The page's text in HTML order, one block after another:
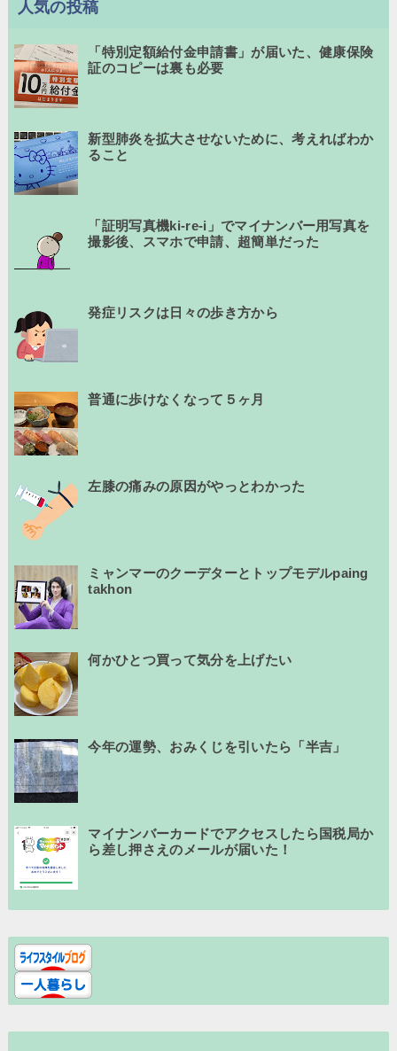
人気の投稿
「特別定額給付金申請書」が届いた、健康保険
証のコピーは裏も必要
新型肺炎を拡大させないために、考えればわか
ること
「証明写真機ki-re-i」でマイナンバー用写真を
撮影後、スマホで申請、超簡単だった
発症リスクは日々の歩き方から
普通に歩けなくなって５ヶ月
左膝の痛みの原因がやっとわかった
ミャンマーのクーデターとトップモデルpaing
takhon
何かひとつ買って気分を上げたい
今年の運勢、おみくじを引いたら「半吉」
マイナンバーカードでアクセスしたら国税局か
ら差し押さえのメールが届いた！